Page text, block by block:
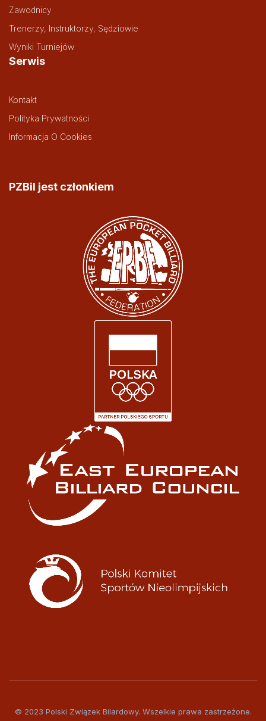
Zawodnicy
Trenerzy, Instruktorzy, Sędziowie
Wyniki Turniejów
Serwis
Kontakt
Polityka Prywatności
Informacja O Cookies
PZBil jest członkiem
© 2023 Polski Związek Bilardowy. Wszelkie prawa zastrzeżone.